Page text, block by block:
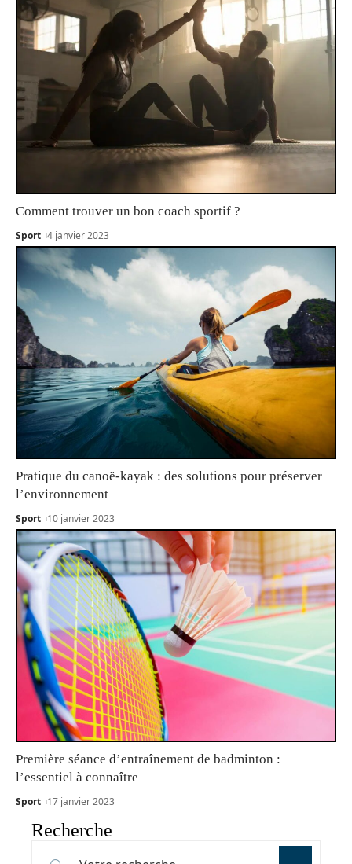
Comment trouver un bon coach sportif ?
Sport 4 janvier 2023
Pratique du canoë-kayak : des solutions pour préserver
l’environnement
Sport 10 janvier 2023
Première séance d’entraînement de badminton :
l’essentiel à connaître
Sport 17 janvier 2023
Recherche